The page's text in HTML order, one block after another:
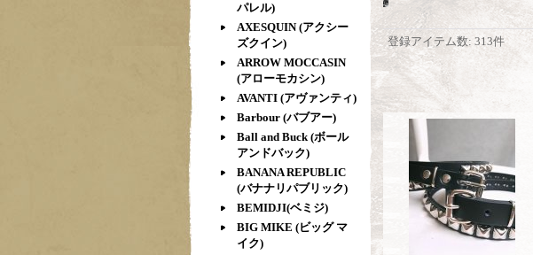
パレル)
AXESQUIN (アクシー
ズクイン)
ARROW MOCCASIN
(アローモカシン)
AVANTI (アヴァンティ)
Barbour (バブアー)
Ball and Buck (ボール
アンドバック)
BANANA REPUBLIC
(バナナリパブリック)
BEMIDJI(ベミジ)
BIG MIKE (ビッグ マ
イク)
登録アイテム数: 313件